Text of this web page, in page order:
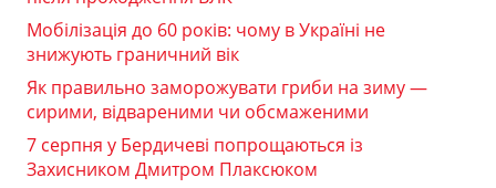
Мобілізація до 60 років: чому в Україні не
знижують граничний вік
Як правильно заморожувати гриби на зиму —
сирими, відвареними чи обсмаженими
7 серпня у Бердичеві попрощаються із
Захисником Дмитром Плаксюком